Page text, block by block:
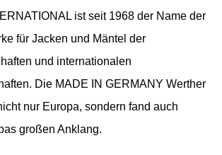
ist seit 1968 der Name der
für Jacken und Mäntel der
und internationalen
Die MADE IN GERMANY Werther
nur Europa, sondern fand auch
großen Anklang.